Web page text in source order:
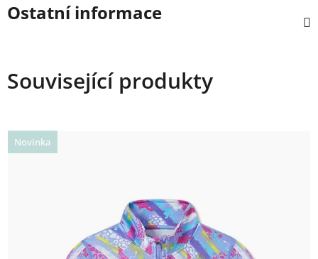
Ostatní informace
Související produkty
Novinka